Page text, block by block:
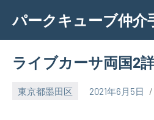
content
パークキューブ仲介
ライブカーサ両国2
東京都墨田区 2021年6月5日